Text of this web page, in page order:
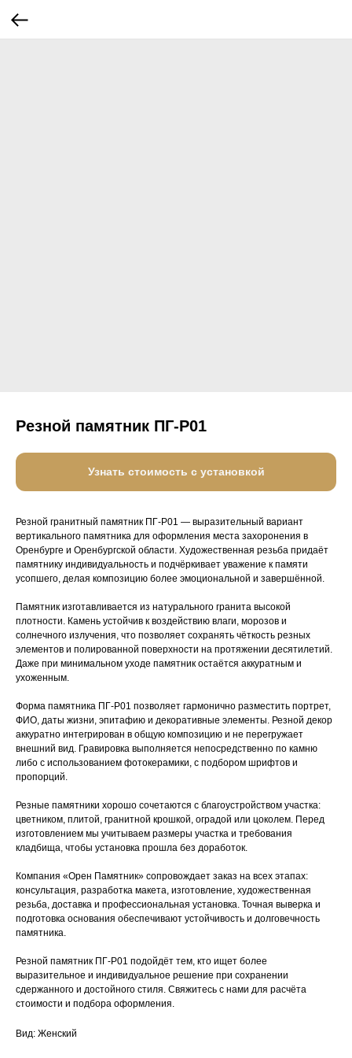
Резной памятник ПГ-Р01
Узнать стоимость с установкой
Резной гранитный памятник ПГ-Р01 — выразительный вариант
вертикального памятника для оформления места захоронения в
Оренбурге и Оренбургской области. Художественная резьба придаёт
памятнику индивидуальность и подчёркивает уважение к памяти
усопшего, делая композицию более эмоциональной и завершённой.
Памятник изготавливается из натурального гранита высокой
плотности. Камень устойчив к воздействию влаги, морозов и
солнечного излучения, что позволяет сохранять чёткость резных
элементов и полированной поверхности на протяжении десятилетий.
Даже при минимальном уходе памятник остаётся аккуратным и
ухоженным.
Форма памятника ПГ-Р01 позволяет гармонично разместить портрет,
ФИО, даты жизни, эпитафию и декоративные элементы. Резной декор
аккуратно интегрирован в общую композицию и не перегружает
внешний вид. Гравировка выполняется непосредственно по камню
либо с использованием фотокерамики, с подбором шрифтов и
пропорций.
Резные памятники хорошо сочетаются с благоустройством участка:
цветником, плитой, гранитной крошкой, оградой или цоколем. Перед
изготовлением мы учитываем размеры участка и требования
кладбища, чтобы установка прошла без доработок.
Компания «Орен Памятник» сопровождает заказ на всех этапах:
консультация, разработка макета, изготовление, художественная
резьба, доставка и профессиональная установка. Точная выверка и
подготовка основания обеспечивают устойчивость и долговечность
памятника.
Резной памятник ПГ-Р01 подойдёт тем, кто ищет более
выразительное и индивидуальное решение при сохранении
сдержанного и достойного стиля. Свяжитесь с нами для расчёта
стоимости и подбора оформления.
Вид: Женский